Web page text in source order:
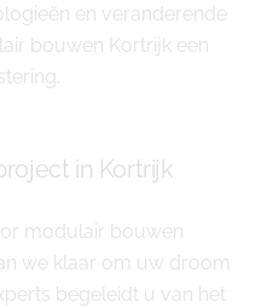
en veranderende
bouwen Kortrijk een
in Kortrijk
modulair bouwen
we klaar om uw droom
begeleidt u van het